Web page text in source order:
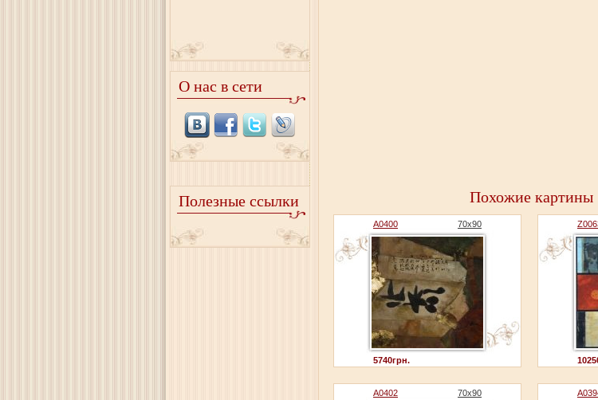
О нас в сети
Полезные ссылки Похожие картины
A0400 70x90
5740грн.
A0402 70x90